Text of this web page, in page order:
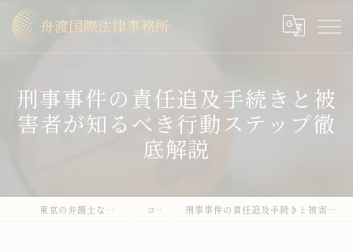
刑事事件の責任追及手続きと被
害者が知るべき行動ステップ徹
底解説
東京の弁護士なら舟渡国際法律事務所 コラム 刑事事件の責任追及手続きと被害者が知るべき行動ステップ徹底解説